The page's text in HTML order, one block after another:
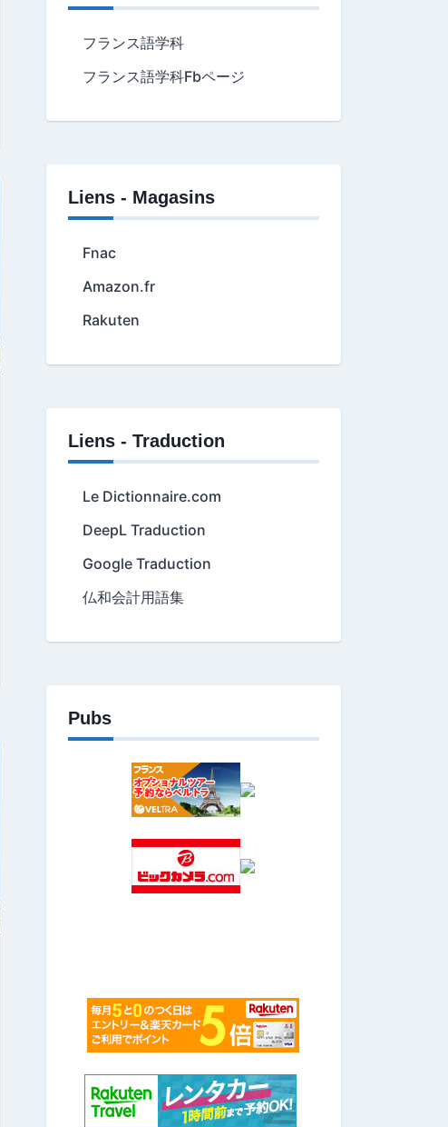
フランス語学科
フランス語学科Fbページ
Liens - Magasins
Fnac
Amazon.fr
Rakuten
Liens - Traduction
Le Dictionnaire.com
DeepL Traduction
Google Traduction
仏和会計用語集
Pubs